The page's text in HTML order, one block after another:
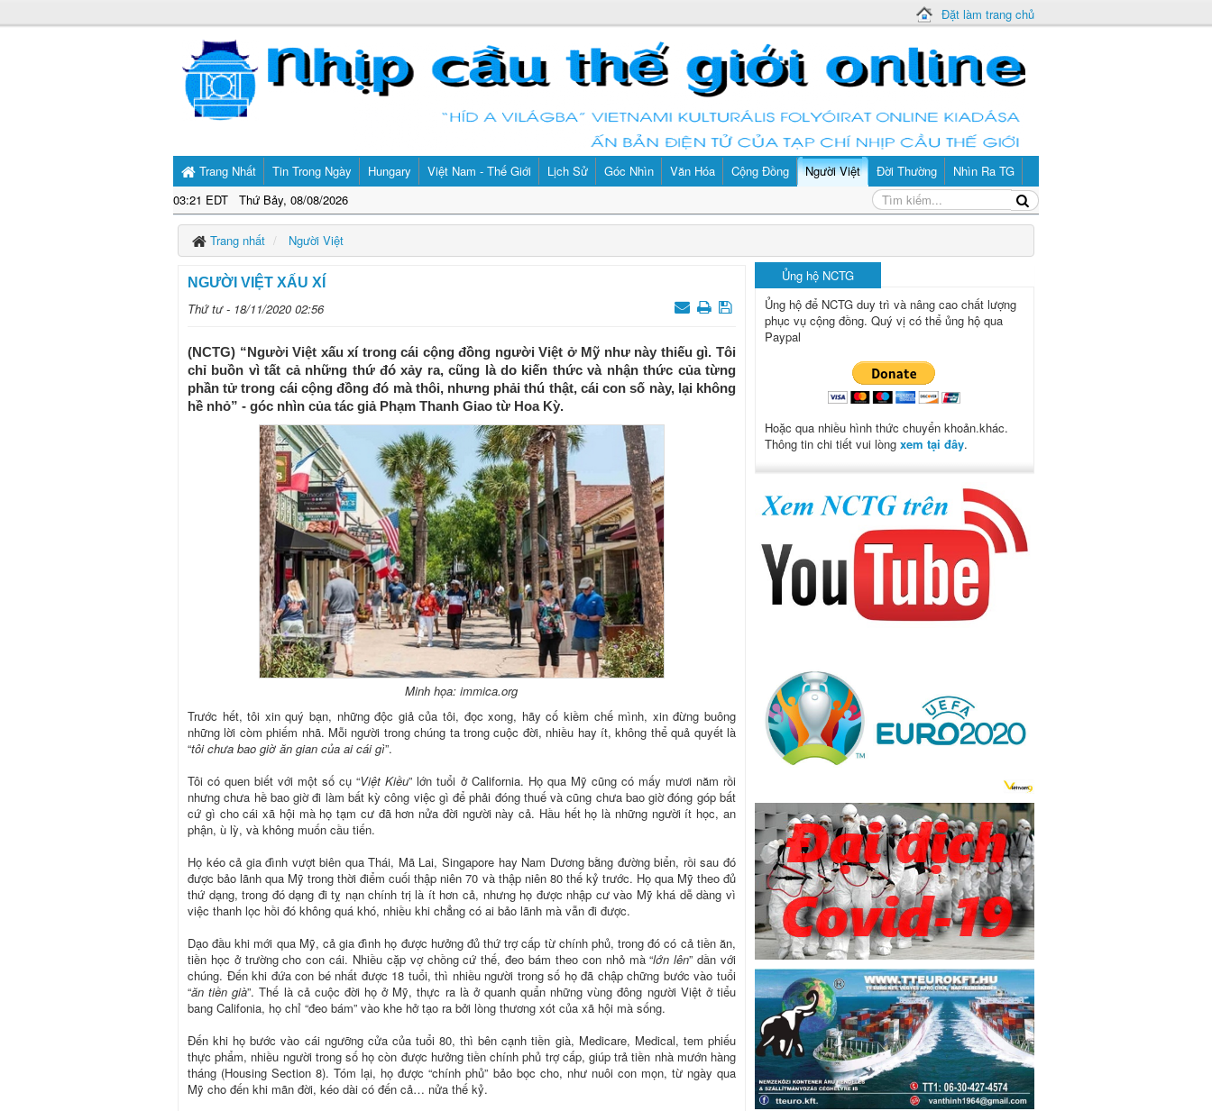
Đặt làm trang chủ
Trang Nhất
03:21 EDT Thứ Bảy, 08/08/2026
Tin Trong Ngày Hungary Việt Nam - Thế Giới Lịch Sử Góc Nhìn Văn Hóa Cộng Đồng Người Việt Đời Thường Nhìn Ra TG
Trang nhất Người Việt
NGƯỜI VIỆT XẤU XÍ
Thứ tư - 18/11/2020 02:56
(NCTG) “Người Việt xấu xí trong cái cộng đồng người Việt ở Mỹ như này thiếu gì. Tôi
chỉ buồn vì tất cả những thứ đó xảy ra, cũng là do kiến thức và nhận thức của từng
phần tử trong cái cộng đồng đó mà thôi, nhưng phải thú thật, cái con số này, lại không
hề nhỏ” - góc nhìn của tác giả Phạm Thanh Giao từ Hoa Kỳ.
Minh họa: immica.org
Trước hết, tôi xin quý bạn, những độc giả của tôi, đọc xong, hãy cố kiềm chế mình, xin đừng buông
những lời còm phiếm nhã. Mỗi người trong chúng ta trong cuộc đời, nhiều hay ít, không thể quả quyết là
“tôi chưa bao giờ ăn gian của ai cái gì”.
Tôi có quen biết với một số cụ “Việt Kiều” lớn tuổi ở California. Họ qua Mỹ cũng có mấy mươi năm rồi
nhưng chưa hề bao giờ đi làm bất kỳ công việc gì để phải đóng thuế và cũng chưa bao giờ đóng góp bất
cứ gì cho cái xã hội mà họ tạm cư đã hơn nửa đời người này cả. Hầu hết họ là những người ít học, an
phận, ù lỳ, và không muốn cầu tiến.
Họ kéo cả gia đình vượt biên qua Thái, Mã Lai, Singapore hay Nam Dương bằng đường biển, rồi sau đó
được bảo lãnh qua Mỹ trong thời điểm cuối thập niên 70 và thập niên 80 thế kỷ trước. Họ qua Mỹ theo đủ
thứ dạng, trong đó dạng đi tỵ nạn chính trị là ít hơn cả, nhưng họ được nhập cư vào Mỹ khá dễ dàng vì
việc thanh lọc hồi đó không quá khó, nhiều khi chẳng có ai bảo lãnh mà vẫn đi được.
Dạo đầu khi mới qua Mỹ, cả gia đình họ được hưởng đủ thứ trợ cấp từ chính phủ, trong đó có cả tiền ăn,
tiền học ở trường cho con cái. Nhiều cặp vợ chồng cứ thế, đeo bám theo con nhỏ mà “lớn lên” dần với
chúng. Đến khi đứa con bé nhất được 18 tuổi, thì nhiều người trong số họ đã chập chững bước vào tuổi
“ăn tiền già”. Thế là cả cuộc đời họ ở Mỹ, thực ra là ở quanh quẩn những vùng đông người Việt ở tiểu
bang Califonia, họ chỉ “đeo bám” vào khe hở tạo ra bởi lòng thương xót của xã hội mà sống.
Đến khi họ bước vào cái ngưỡng cửa của tuổi 80, thì bên cạnh tiền già, Medicare, Medical, tem phiếu
thực phẩm, nhiều người trong số họ còn được hưởng tiền chính phủ trợ cấp, giúp trả tiền nhà mướn hàng
tháng (Housing Section 8). Tóm lại, họ được “chính phủ” bảo bọc cho, như nuôi con mọn, từ ngày qua
Mỹ cho đến khi mãn đời, kéo dài có đến cả… nửa thế kỷ.
Ủng hộ NCTG
Ủng hộ để NCTG duy trì và nâng cao chất lượng
phục vụ cộng đồng. Quý vị có thể ủng hộ qua
Paypal
Hoặc qua nhiều hình thức chuyển khoản.khác.
Thông tin chi tiết vui lòng xem tại đây.